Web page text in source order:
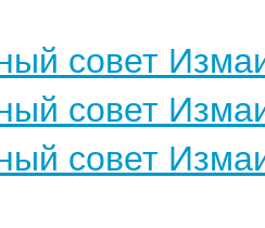
совет
совет
совет